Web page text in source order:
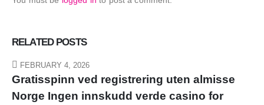
RELATED POSTS
FEBRUARY 4, 2026
Gratisspinn ved registrering uten almisse
Norge Ingen innskudd verde casino for